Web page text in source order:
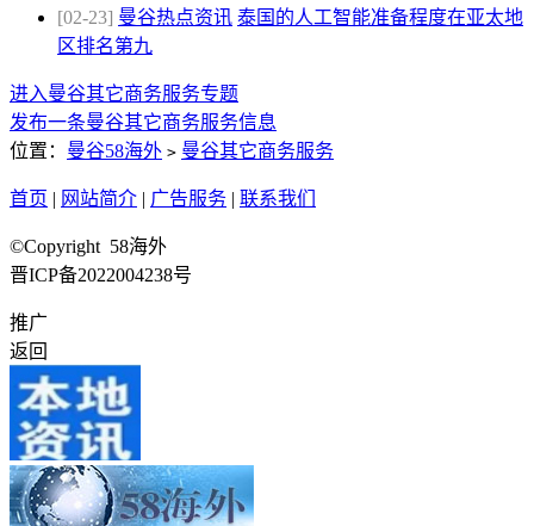
[02-23] 曼谷热点资讯 泰国的人工智能准备程度在亚太地
区排名第九
进入曼谷其它商务服务专题
发布一条曼谷其它商务服务信息
位置： 曼谷58海外 > 曼谷其它商务服务
首页 | 网站简介 | 广告服务 | 联系我们
©Copyright 58海外
晋ICP备2022004238号
推广
返回